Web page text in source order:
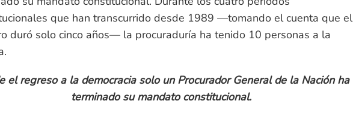
que han transcurrido desde 1989 —tomando el cuenta que el
duró solo cinco años— la procuraduría ha tenido 10 personas a la
el regreso a la democracia solo un Procurador General de la Nación ha
terminado su mandato constitucional.